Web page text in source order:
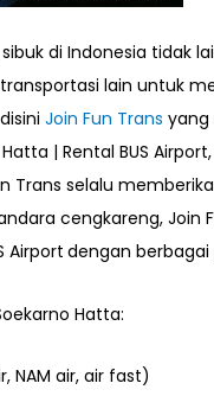
di Indonesia tidak
lain untuk
Join Fun Trans yang
| Rental BUS Airport
Trans selalu
cengkareng, Join
Airportdengan berbagai
Hatta:
NAM air, air fast)